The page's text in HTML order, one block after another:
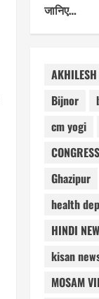
जानिए…
Bijnor
cm yogi
CONGRESS
Ghazipur
health
HINDI
kisan
MOSAM